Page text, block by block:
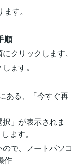
す。
順
クリックします。
ます。
ある、「今すぐ再
」が表示されま
ます。
で、ノートパソコ
作